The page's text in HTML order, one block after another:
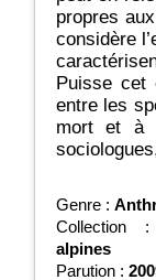
propres
considère
Puisse cet
entre les
mort et à
Genre :
alpines
Parution :